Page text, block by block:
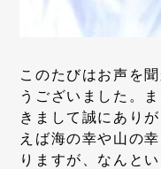
このたびはお声を
うございました。
きまして誠にあり
えば海の幸や山の
りますが、なんと